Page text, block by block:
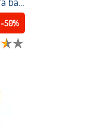
-50%